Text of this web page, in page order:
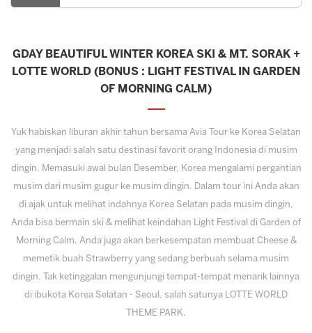
GDAY BEAUTIFUL WINTER KOREA SKI & MT. SORAK +
LOTTE WORLD (BONUS : LIGHT FESTIVAL IN GARDEN
OF MORNING CALM)
Yuk habiskan liburan akhir tahun bersama Avia Tour ke Korea Selatan
yang menjadi salah satu destinasi favorit orang Indonesia di musim
dingin. Memasuki awal bulan Desember, Korea mengalami pergantian
musim dari musim gugur ke musim dingin. Dalam tour ini Anda akan
di ajak untuk melihat indahnya Korea Selatan pada musim dingin,
Anda bisa bermain ski & melihat keindahan Light Festival di Garden of
Morning Calm. Anda juga akan berkesempatan membuat Cheese &
memetik buah Strawberry yang sedang berbuah selama musim
dingin. Tak ketinggalan mengunjungi tempat-tempat menarik lainnya
di ibukota Korea Selatan - Seoul, salah satunya LOTTE WORLD
THEME PARK.